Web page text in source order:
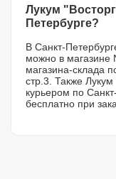
Лукум
Петербурге?
В Санкт-
можно в магазине
магазина-склада
стр.3. Также Лукум
курьером по
бесплатно при